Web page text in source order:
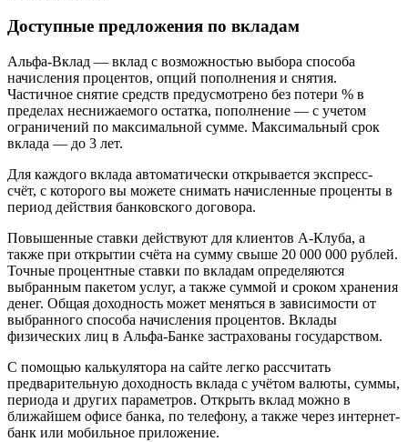
Доступные предложения по вкладам
Альфа-Вклад — вклад с возможностью выбора способа
начисления процентов, опций пополнения и снятия.
Частичное снятие средств предусмотрено без потери % в
пределах неснижаемого остатка, пополнение — с учетом
ограничений по максимальной сумме. Максимальный срок
вклада — до 3 лет.
Для каждого вклада автоматически открывается экспресс-
счёт, с которого вы можете снимать начисленные проценты в
период действия банковского договора.
Повышенные ставки действуют для клиентов А-Клуба, а
также при открытии счёта на сумму свыше 20 000 000 рублей.
Точные процентные ставки по вкладам определяются
выбранным пакетом услуг, а также суммой и сроком хранения
денег. Общая доходность может меняться в зависимости от
выбранного способа начисления процентов. Вклады
физических лиц в Альфа-Банке застрахованы государством.
С помощью калькулятора на сайте легко рассчитать
предварительную доходность вклада с учётом валюты, суммы,
периода и других параметров. Открыть вклад можно в
ближайшем офисе банка, по телефону, а также через интернет-
банк или мобильное приложение.